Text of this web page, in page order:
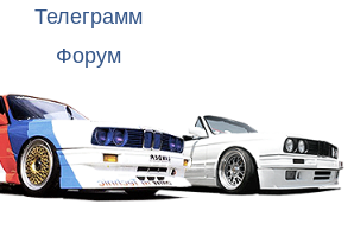
Телеграмм
Форум